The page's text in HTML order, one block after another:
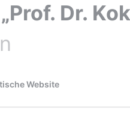
Dr.
Website